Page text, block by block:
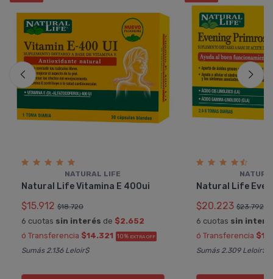
NATURAL LIFE
Natural Life Vitamina E 400ui
$15.912 $18.720
6 cuotas sin interés de $2.652
ó Transferencia $14.321 10% EXTRA OFF
Sumás 2.136 Leloir$
Natural Life
$20.223 $23.792
6 cuotas sin
ó Transferencia
Sumás 2.309 Leloir$